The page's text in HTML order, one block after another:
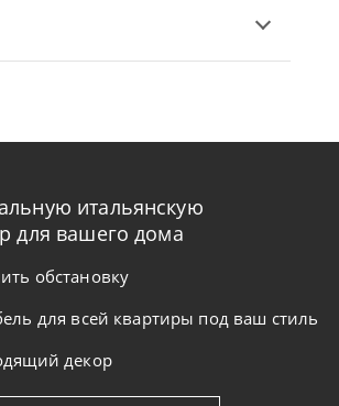
от
-40% до 08.31
45-90 дн +2 в наличии
+100
итальянскую
для вашего дома
обстановку
для всей квартиры под ваш стиль
декор